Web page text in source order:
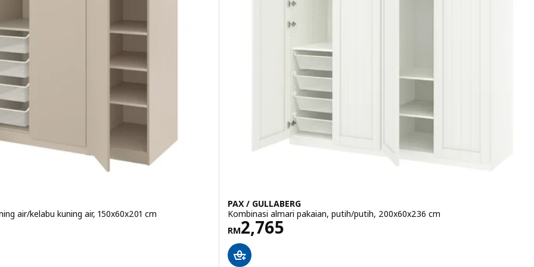
air/kelabu kuning air, 150x60x201 cm
PAX / GULLABERG
Kombinasi almari pakaian, putih/putih, 200x60x236 cm
RM2,765
Harga RM 2765